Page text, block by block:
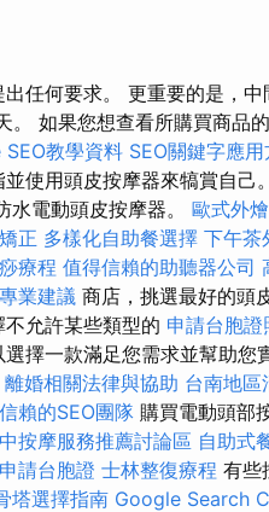
任何要求。 更重要的是，
如果您想查看所購買商品
教學資料 SEO關鍵字應
使用頭皮按摩器來犒賞自己。
水電動頭皮按摩器。 歐式外
正 多樣化自助餐選擇 下午茶
療程 值得信賴的助聽器公司
業建議 商店，挑選最好的頭
允許某些類型的 申請台胞證
擇一款滿足您需求並幫助您
離婚相關法律與協助 台南地區
賴的SEO團隊 購買電動頭部
按摩服務推薦討論區 自助式
請台胞證 士林整復療程 有些
塔選擇指南 Google Search